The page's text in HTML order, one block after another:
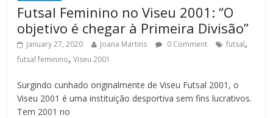
Futsal Feminino no Viseu 2001: “O
objetivo é chegar à Primeira Divisão”
January 27, 2020 Joana Martins 0 Comment futsal,
futsal feminino,Viseu 2001
Surgindo cunhado originalmente de Viseu Futsal 2001, o
Viseu 2001 é uma instituição desportiva sem fins lucrativos.
Tem 2001 no